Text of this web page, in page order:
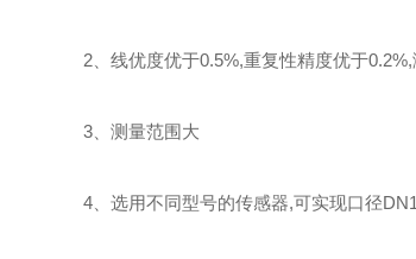
2、线优度优于0.5%,重复性精度优于0.2%,
3、测量范围大
4、选用不同型号的传感器,可实现口径